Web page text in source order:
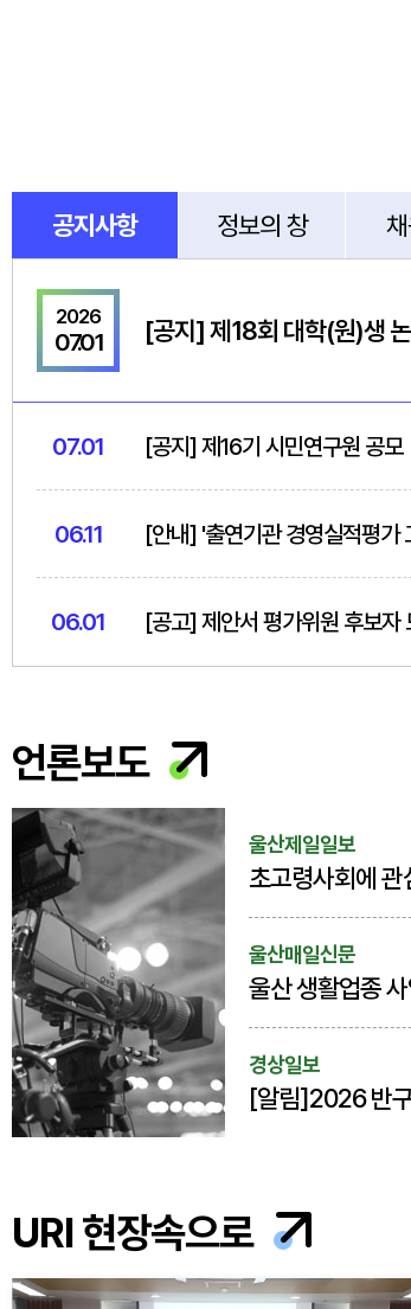
공지사항 정보의 창
2026
07.01 [공지] 제18회 대학(원)생
07.01 [공지] 제16기 시민연구원 공모
06.11 [안내] '출연기관 경영실적평가
06.01 [공고] 제안서 평가위원 후보자
언론보도
울산제일일보
초고령사회에 관
울산매일신문
경상일보
[알림]2026 반
URI 현장속으로